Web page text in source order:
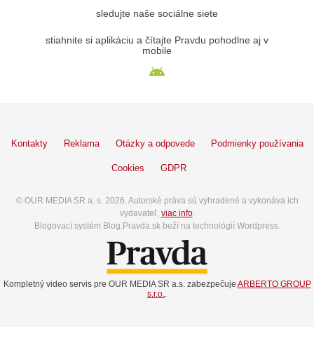
sledujte naše sociálne siete
stiahnite si aplikáciu a čítajte Pravdu pohodlne aj v
mobile
Kontakty Reklama Otázky a odpovede Podmienky používania
Cookies GDPR
© OUR MEDIA SR a. s. 2026. Autorské práva sú vyhradené a vykonáva ich
vydavateľ, viac info.
Blogovací systém Blog.Pravda.sk beží na technológií Wordpress.
Kompletný video servis pre OUR MEDIA SR a.s. zabezpečuje ARBERTO GROUP
s.r.o.